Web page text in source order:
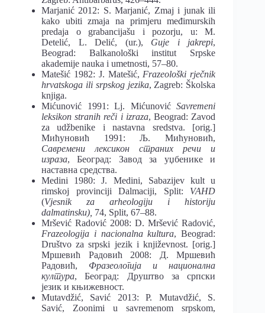
Marjanić 2012: S. Marjanić, Zmaj i junak ili
kako ubiti zmaja na primjeru međimurskih
predaja o grabancijašu i pozorju, u: M.
Detelić, L. Delić, (ur.), Guje i jakrepi,
Beograd: Balkanološki institut Srpske
akademije nauka i umetnosti, 57–80.
Matešić 1982: J. Matešić, Frazeološki rječnik
hrvatskoga ili srpskog jezika, Zagreb: Školska
knjiga.
Mićunović 1991: Lj. MićunovićSavremeni
leksikon stranih reči i izraza, Beograd: Zavod
za udžbenike i nastavna sredstva. [orig.]
Мићуновић 1991: Љ. Мићуновић,
Савремени лексикон страних речи и
израза, Београд: Завод за уџбенике и
наставна средства.
Medini 1980: Ј. Medini, Sabazijev kult u
rimskoj provinciji Dalmaciji, Split: VAHD
(Vjesnik za arheologiju i historiju
dalmatinsku) 74, Split, 67–88.
Mršević Radović 2008: D. Mršević Radović,
Frazeologija i nacionalna kultura, Beograd:
Društvo za srpski jezik i književnost. [orig.]
Мршевић Радовић 2008: Д. Мршевић
Радовић, Фразеологија и национална
култура, Београд: Друштво за српски
језик и књижевност.
Mutavdžić, Savić 2013: P. Mutavdžić, S.
Savić, Zoonimi u savremenom srpskom,